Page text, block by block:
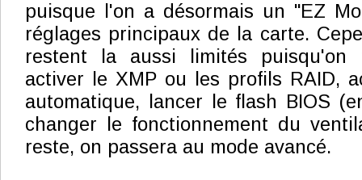
puisque l'on a désormais un "EZ
réglages principaux de la carte.
restent la aussi limités puisqu'on
activer le XMP ou les profils RAID,
automatique, lancer le flash BIOS
changer le fonctionnement du
reste, on passera au mode avancé.